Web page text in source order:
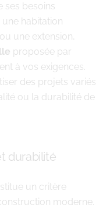
ses besoins
habitation
une extension,
proposée par
à vos exigences.
des projets variés
ou la durabilité de
durabilité
un critère
moderne.